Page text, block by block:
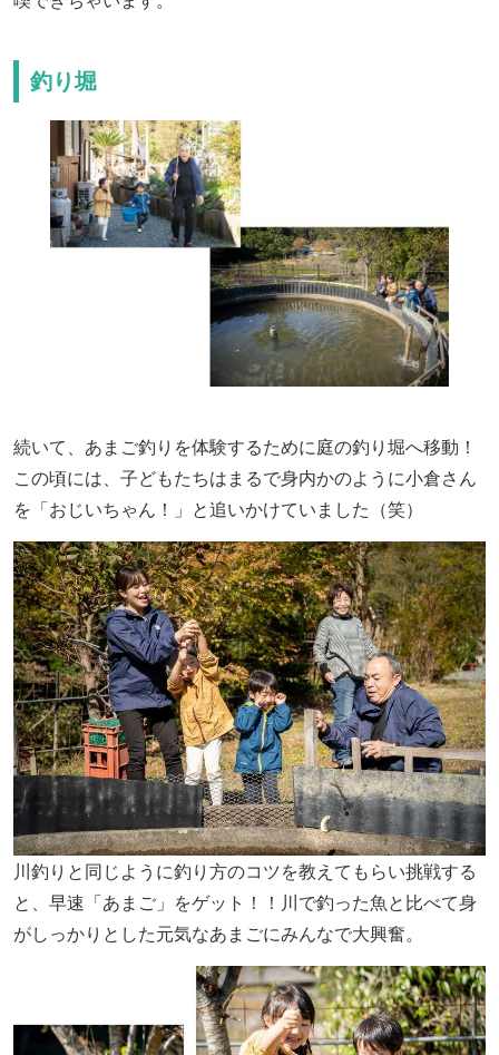
釣り堀
続いて、あまご釣りを体験するために庭の釣り堀へ移動！
この頃には、子どもたちはまるで身内かのように小倉さん
を「おじいちゃん！」と追いかけていました（笑）
川釣りと同じように釣り方のコツを教えてもらい挑戦する
と、早速「あまご」をゲット！！川で釣った魚と比べて身
がしっかりとした元気なあまごにみんなで大興奮。